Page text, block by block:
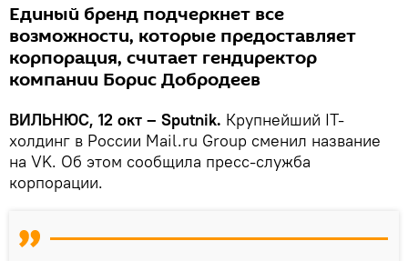
Единый бренд подчеркнет все
возможности, которые предоставляет
корпорация, считает гендиректор
компании Борис Добродеев
ВИЛЬНЮС, 12 окт – Sputnik. Крупнейший IT-
холдинг в России Mail.ru Group сменил название
на VK. Об этом сообщила пресс-служба
корпорации.